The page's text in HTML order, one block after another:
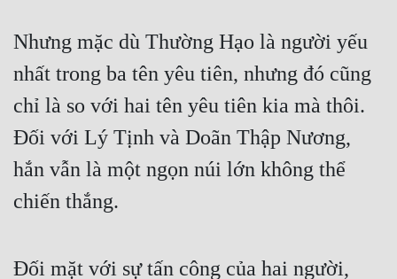
Nhưng mặc dù Thường Hạo là người yếu
nhất trong ba tên yêu tiên, nhưng đó cũng
chỉ là so với hai tên yêu tiên kia mà thôi.
Đối với Lý Tịnh và Doãn Thập Nương,
hắn vẫn là một ngọn núi lớn không thể
chiến thắng.
Đối mặt với sự tấn công của hai người,